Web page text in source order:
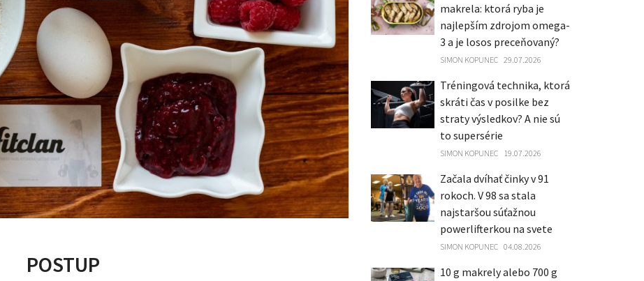
POSTUP
makrela: ktorá ryba je
najlepším zdrojom omega-
3 a je losos preceňovaný?
SIMON KOPUNEC 29.07.2026
Tréningová technika, ktorá
skráti čas v posilke bez
straty výsledkov? A nie sú
to supersérie
SIMON KOPUNEC 19.07.2026
Začala dvíhať činky v 91
rokoch. V 98 sa stala
najstaršou súťažnou
powerlifterkou na svete
SIMON KOPUNEC 04.08.2026
10 g makrely alebo 700 g